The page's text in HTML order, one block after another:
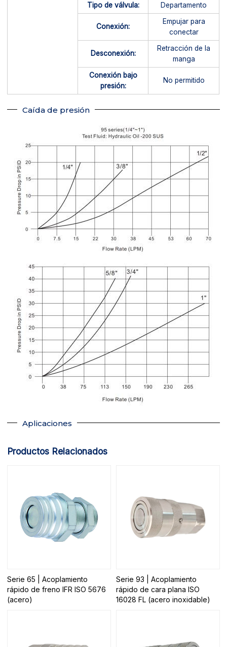
Tipo de válvula:
Departamento
Conexión:
Empujar para
conectar
Desconexión:
Retracción de la
manga
Conexión bajo
presión:
No permitido
Caída de presión
Aplicaciones
Productos Relacionados
Serie 65 | Acoplamiento
rápido de freno IFR ISO 5676
(acero)
Serie 93 | Acoplamiento
rápido de cara plana ISO
16028 FL (acero inoxidable)